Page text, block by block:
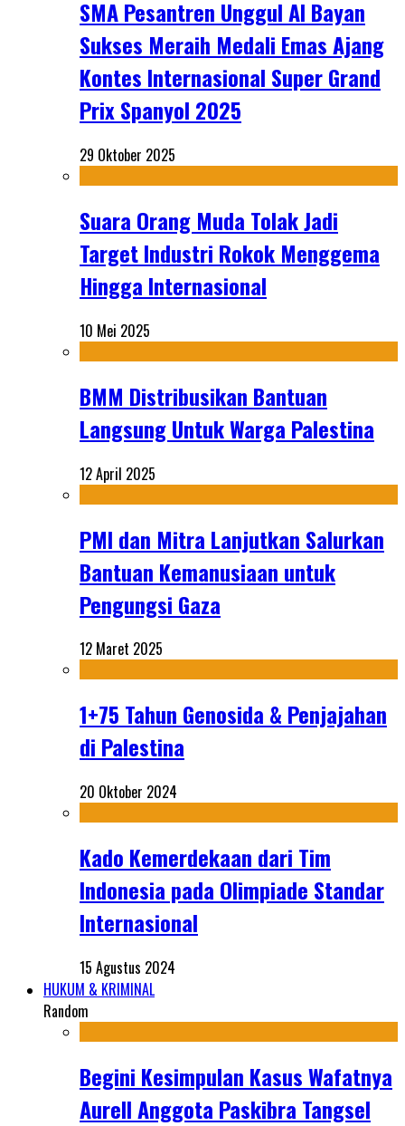
SMA Pesantren Unggul Al Bayan
Sukses Meraih Medali Emas Ajang
Kontes Internasional Super Grand
Prix Spanyol 2025
29 Oktober 2025
Suara Orang Muda Tolak Jadi
Target Industri Rokok Menggema
Hingga Internasional
10 Mei 2025
BMM Distribusikan Bantuan
Langsung Untuk Warga Palestina
12 April 2025
PMI dan Mitra Lanjutkan Salurkan
Bantuan Kemanusiaan untuk
Pengungsi Gaza
12 Maret 2025
1+75 Tahun Genosida & Penjajahan
di Palestina
20 Oktober 2024
Kado Kemerdekaan dari Tim
Indonesia pada Olimpiade Standar
Internasional
15 Agustus 2024
HUKUM & KRIMINAL
Random
Begini Kesimpulan Kasus Wafatnya
Aurell Anggota Paskibra Tangsel